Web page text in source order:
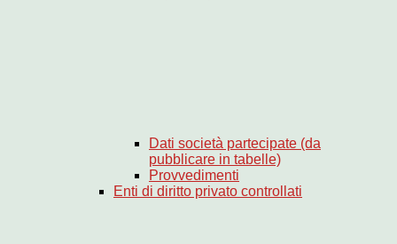
Dati società partecipate (da
pubblicare in tabelle)
Provvedimenti
Enti di diritto privato controllati